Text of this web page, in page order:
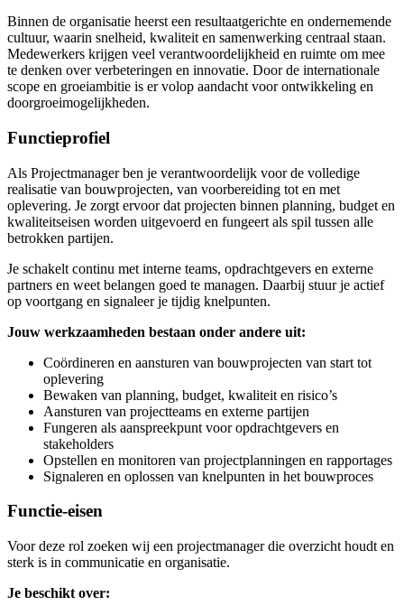
Binnen de organisatie heerst een resultaatgerichte en ondernemende
cultuur, waarin snelheid, kwaliteit en samenwerking centraal staan.
Medewerkers krijgen veel verantwoordelijkheid en ruimte om mee
te denken over verbeteringen en innovatie. Door de internationale
scope en groeiambitie is er volop aandacht voor ontwikkeling en
doorgroeimogelijkheden.
Functieprofiel
Als Projectmanager ben je verantwoordelijk voor de volledige
realisatie van bouwprojecten, van voorbereiding tot en met
oplevering. Je zorgt ervoor dat projecten binnen planning, budget en
kwaliteitseisen worden uitgevoerd en fungeert als spil tussen alle
betrokken partijen.
Je schakelt continu met interne teams, opdrachtgevers en externe
partners en weet belangen goed te managen. Daarbij stuur je actief
op voortgang en signaleer je tijdig knelpunten.
Jouw werkzaamheden bestaan onder andere uit:
Coördineren en aansturen van bouwprojecten van start tot
oplevering
Bewaken van planning, budget, kwaliteit en risico’s
Aansturen van projectteams en externe partijen
Fungeren als aanspreekpunt voor opdrachtgevers en
stakeholders
Opstellen en monitoren van projectplanningen en rapportages
Signaleren en oplossen van knelpunten in het bouwproces
Functie-eisen
Voor deze rol zoeken wij een projectmanager die overzicht houdt en
sterk is in communicatie en organisatie.
Je beschikt over: